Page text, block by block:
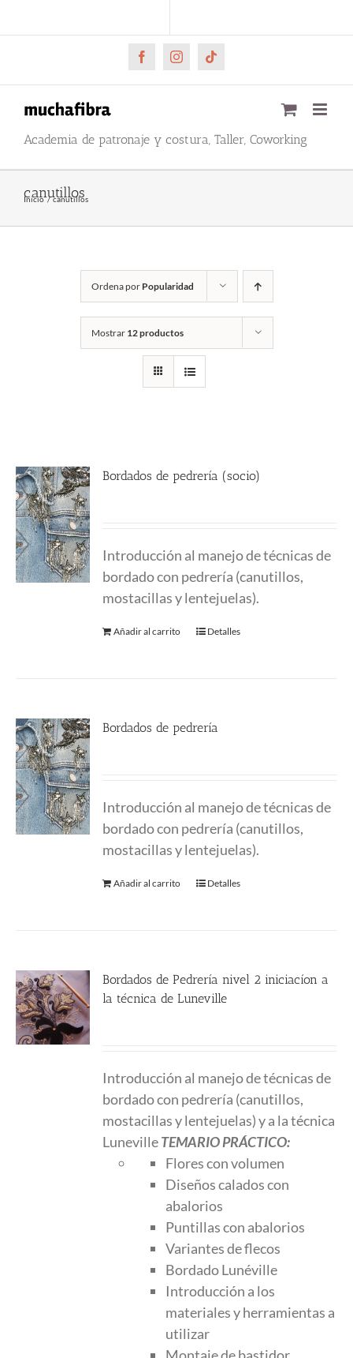
al
FacebookInstagramTiktok
Academia de patronaje y costura, Taller, Coworking
canutillos
Inicio canutillos
Ordena por Popularidad
Mostrar 12 productos
Bordados de pedrería (socio)
Introducción al manejo de técnicas de
bordado con pedrería (canutillos,
mostacillas y lentejuelas).
Añadir al carrito Detalles
Bordados de pedrería
Introducción al manejo de técnicas de
bordado con pedrería (canutillos,
mostacillas y lentejuelas).
Añadir al carrito Detalles
Bordados de Pedrería nivel 2 iniciacíon a
la técnica de Luneville
Introducción al manejo de técnicas de
bordado con pedrería (canutillos,
mostacillas y lentejuelas) y a la técnica
LunevilleTEMARIO PRÁCTICO:
Flores con volumen
Diseños calados con
abalorios
Puntillas con abalorios
Variantes de flecos
Bordado Lunéville
Introducción a los
materiales y herramientas a
utilizar